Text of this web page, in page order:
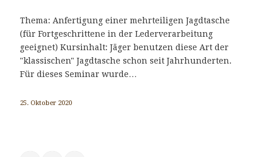
Thema: Anfertigung einer mehrteiligen Jagdtasche
(für Fortgeschrittene in der Lederverarbeitung
geeignet) Kursinhalt: Jäger benutzen diese Art der
"klassischen" Jagdtasche schon seit Jahrhunderten.
Für dieses Seminar wurde…
25. Oktober 2020